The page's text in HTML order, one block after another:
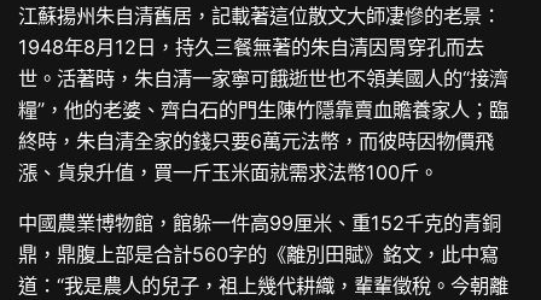
江蘇揚州朱自清舊居，記載著這位散文大師凄慘的老景：
1948年8月12日，持久三餐無著的朱自清因胃穿孔而去
世。活著時，朱自清一家寧可餓逝世也不領美國人的“接濟
糧”，他的老婆、齊白石的門生陳竹隱靠賣血贍養家人；臨
終時，朱自清全家的錢只要6萬元法幣，而彼時因物價飛
漲、貨泉升值，買一斤玉米面就需求法幣100斤。
中國農業博物館，館躲一件高99厘米、重152千克的青銅
鼎，鼎腹上部是合計560字的《離別田賦》銘文，此中寫
道：“我是農人的兒子，祖上幾代耕織，輩輩徵稅。今朝離